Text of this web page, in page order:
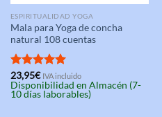
ESPIRITUALIDAD YOGA
Mala para Yoga de concha
natural 108 cuentas
Valorado
con5.00
de 5
23,95€ IVA incluido
Disponibilidad en Almacén (7-
10 días laborables)